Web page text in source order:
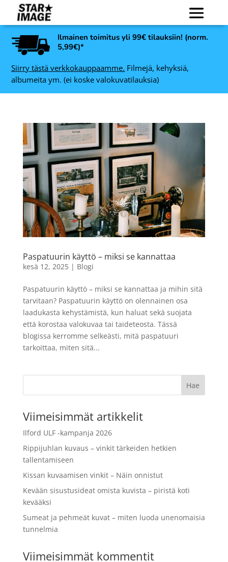
Ilmainen toimitus yli 99€ tilauksiin! (norm.
5,99€)*
Siirry tästä verkkokauppaamme. Filmejä, kehyksiä,
albumeita ym. (ei koske valokuvatilauksia)
Paspatuurin käyttö – miksi se kannattaa
kesä 12, 2025| Blogi
Paspatuurin käyttö – miksi se kannattaa ja mihin sitä
tarvitaan? Paspatuurin käyttö on olennainen osa
laadukasta kehystämistä, kun haluat sekä suojata
että korostaa valokuvaa tai taideteosta. Tässä
blogissa kerromme selkeästi, mitä paspatuuri
tarkoittaa, miten sitä...
Viimeisimmät artikkelit
Ilford ULF -kampanja 2026
Rippijuhlan kuvaus – vinkit tärkeiden hetkien
tallentamiseen
Kissan kuvaamisen vinkit – Näin onnistut
Kevään sisustusideat omista kuvista – piristä koti
kevääksi
Sumeat ja pehmeät kuvat – miten luoda unenomaisia
tunnelmia
Viimeisimmät kommentit
Lexar microSDXC
Professional SP UHS-I
muistikortti 128 GB
64,90 €